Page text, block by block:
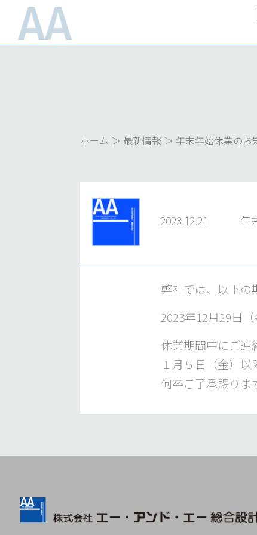
テ
ホーム ＞ 最新情報 ＞年末年始休業のお
2023.12.21 年
弊社では、以下の
2023年12月29日
休業期間中にご連
１月５日（金）以
何卒ご了承賜りま